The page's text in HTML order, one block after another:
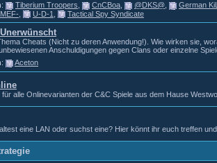
: Tiberium Troopers CnCBoa @DKS@
German
U-D-1 Tactical Spy Syndicate
Cheats (Nicht zu deren Anwendung!). Wie wirken sie,
Anschuldigungen gegen Clans oder einzelne
: Aceton
für alle Onlinevarianten der C&C Spiele aus dem Hause
eine LAN oder suchst eine? Hier könnt ihr euch treffen